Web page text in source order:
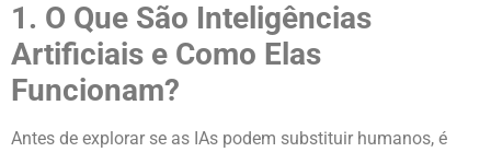
1. O Que São Inteligências
Artificiais e Como Elas
Funcionam?
Antes de explorar se as IAs podem substituir humanos, é